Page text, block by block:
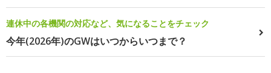
連休中の各機関の対応など、気になることをチェック
今年(2026年)のGWはいつからいつまで？